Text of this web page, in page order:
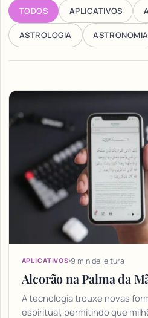
TODOS APLICATIVOS
ASTROLOGIA ASTRONOMIA
Articles
APLICATIVOS 9 min de leitura
Alcorão na Palma da
A tecnologia trouxe novas
espiritual, permitindo que